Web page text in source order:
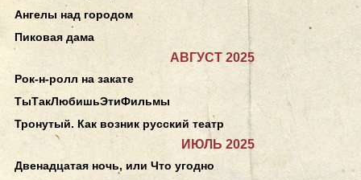
Ангелы над городом
Пиковая дама
АВГУСТ 2025
Рок-н-ролл на закате
ТыТакЛюбишьЭтиФильмы
Тронутый. Как возник русский театр
ИЮЛЬ 2025
Двенадцатая ночь, или Что угодно